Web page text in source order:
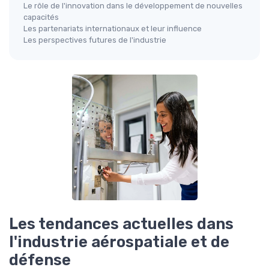
Le rôle de l'innovation dans le développement de nouvelles
capacités
Les partenariats internationaux et leur influence
Les perspectives futures de l'industrie
Les tendances actuelles dans
l'industrie aérospatiale et de
défense